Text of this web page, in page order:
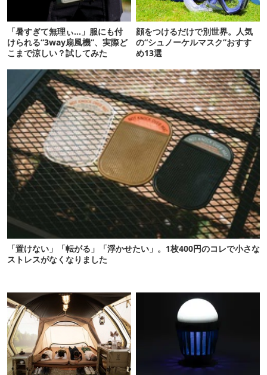
「暑すぎて無理ぃ…」服にも付
けられる“3way扇風機”、実際ど
こまで涼しい？試してみた
顔をつけるだけで別世界。人気
の“シュノーケルマスク”おすす
め13選
「置けない」「転がる」「浮かせたい」。1枚400円のコレで小さな
ストレスがなくなりました